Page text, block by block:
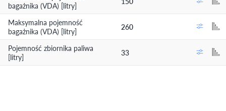
bagażnika (VDA) [litry]
Maksymalna pojemność
bagażnika (VDA) [litry]
260
Pojemność zbiornika paliwa
[litry]
33